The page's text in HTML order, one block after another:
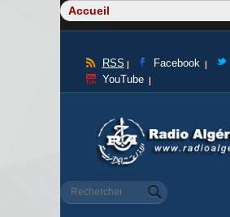
RSS Facebook
YouTube
Formulaire de
Rechercher